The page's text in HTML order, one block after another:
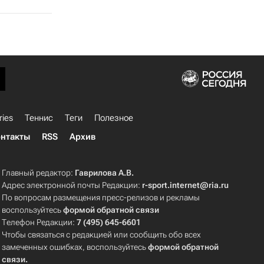
Теннис Теги
Полезное
RSS Архив
Главный редактор: Гаврилова А.В.
Адрес электронной почты Редакции: r-sport.internet@ria.ru
По вопросам размещения пресс-релизов и рекламы
воспользуйтесьформой обратной связи
Телефон Редакции:7 (495) 645-6601
Чтобы связаться с редакцией или сообщить обо всех
замеченных ошибках, воспользуйтесьформой обратной
связи.